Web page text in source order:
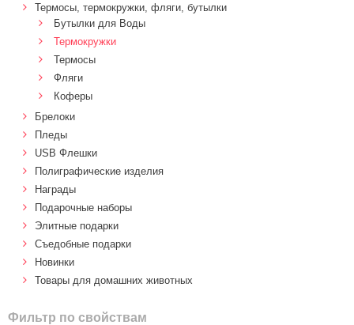
Термосы, термокружки, фляги, бутылки
Бутылки для Воды
Термокружки
Термосы
Фляги
Коферы
Брелоки
Пледы
USB Флешки
Полиграфические изделия
Награды
Подарочные наборы
Элитные подарки
Cъедобные подарки
Новинки
Товары для домашних животных
Фильтр по свойствам